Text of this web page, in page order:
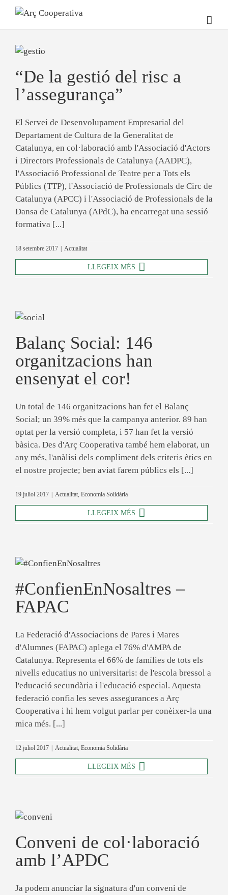
“De la gestió del risc a
l’assegurança”
El Servei de Desenvolupament Empresarial del
Departament de Cultura de la Generalitat de
Catalunya, en col·laboració amb l'Associació d'Actors
i Directors Professionals de Catalunya (AADPC),
l'Associació Professional de Teatre per a Tots els
Públics (TTP), l'Associació de Professionals de Circ de
Catalunya (APCC) i l'Associació de Professionals de la
Dansa de Catalunya (APdC), ha encarregat una sessió
formativa [...]
18 setembre 2017 Actualitat
LLEGEIX MÉS
Balanç Social: 146
organitzacions han
ensenyat el cor!
Un total de 146 organitzacions han fet el Balanç
Social; un 39% més que la campanya anterior. 89 han
optat per la versió completa, i 57 han fet la versió
bàsica. Des d'Arç Cooperativa també hem elaborat, un
any més, l'anàlisi dels compliment dels criteris ètics en
el nostre projecte; ben aviat farem públics els [...]
19 juliol 2017 Actualitat, Economia Solidària
LLEGEIX MÉS
#ConfienEnNosaltres –
FAPAC
La Federació d'Associacions de Pares i Mares
d'Alumnes (FAPAC) aplega el 76% d'AMPA de
Catalunya. Representa el 66% de famílies de tots els
nivells educatius no universitaris: de l'escola bressol a
l'educació secundària i l'educació especial. Aquesta
federació confia les seves assegurances a Arç
Cooperativa i hi hem volgut parlar per conèixer-la una
mica més. [...]
12 juliol 2017 Actualitat, Economia Solidària
LLEGEIX MÉS
Conveni de col·laboració
amb l’APDC
Ja podem anunciar la signatura d'un conveni de